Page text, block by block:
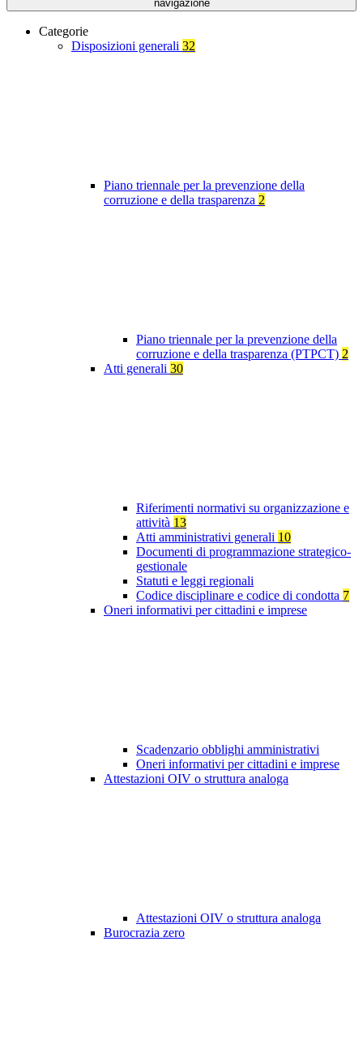
navigazione
Categorie
Disposizioni generali 32
Piano triennale per la prevenzione della
corruzione e della trasparenza 2
Piano triennale per la prevenzione della
corruzione e della trasparenza (PTPCT) 2
Atti generali 30
Riferimenti normativi su organizzazione e
attività 13
Atti amministrativi generali 10
Documenti di programmazione strategico-
gestionale
Statuti e leggi regionali
Codice disciplinare e codice di condotta 7
Oneri informativi per cittadini e imprese
Scadenzario obblighi amministrativi
Oneri informativi per cittadini e imprese
Attestazioni OIV o struttura analoga
Attestazioni OIV o struttura analoga
Burocrazia zero